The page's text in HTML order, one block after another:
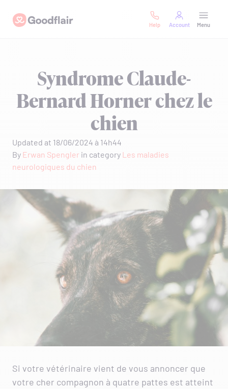
content
Goodflair
Help Account Menu
Syndrome Claude-
Bernard Horner chez le
chien
Updated at 18/06/2024 à 14h44
By Erwan Spengler in category Les maladies
neurologiques du chien
Si votre vétérinaire vient de vous annoncer que
votre cher compagnon à quatre pattes est atteint